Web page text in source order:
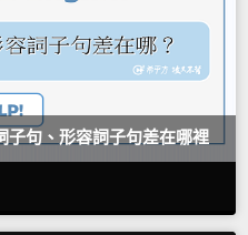
子句、形容詞子句差在哪裡